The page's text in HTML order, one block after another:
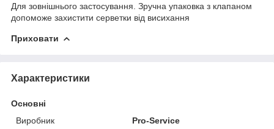
Для зовнішнього застосування. Зручна упаковка з клапаном
допоможе захистити серветки від висихання
Приховати
Характеристики
Основні
Виробник
Pro-Service